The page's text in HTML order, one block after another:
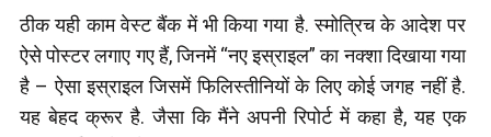
ठीक यही काम वेस्ट बैंक में भी किया गया है. स्मोत्रिच के आदेश पर
ऐसे पोस्टर लगाए गए हैं, जिनमें “नए इस्राइल” का नक्शा दिखाया गया
है – ऐसा इस्राइल जिसमें फिलिस्तीनियों के लिए कोई जगह नहीं है.
यह बेहद क्रूर है. जैसा कि मैंने अपनी रिपोर्ट में कहा है, यह एक